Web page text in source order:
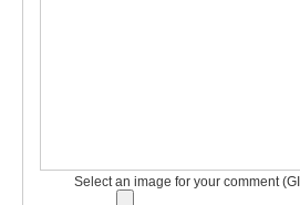
Select an image for your comment